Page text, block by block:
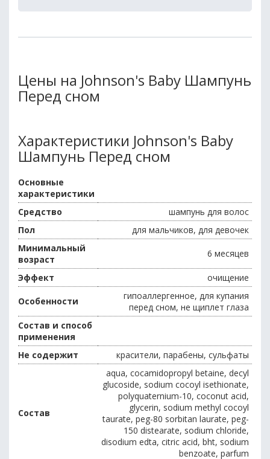
Цены на Johnson's Baby Шампунь
Перед сном
Характеристики Johnson's Baby
Шампунь Перед сном
Основные
характеристики
Средство
шампунь для волос
Пол
для мальчиков, для девочек
Минимальный
возраст
6 месяцев
Эффект очищение
Особенности
гипоаллергенное, для купания
перед сном, не щиплет глаза
Состав и способ
применения
Не содержит
красители, парабены, сульфаты
Состав
aqua, cocamidopropyl betaine, decyl
glucoside, sodium cocoyl isethionate,
polyquaternium-10, coconut acid,
glycerin, sodium methyl cocoyl
taurate, peg-80 sorbitan laurate, peg-
150 distearate, sodium chloride,
disodium edta, citric acid, bht, sodium
benzoate, parfum